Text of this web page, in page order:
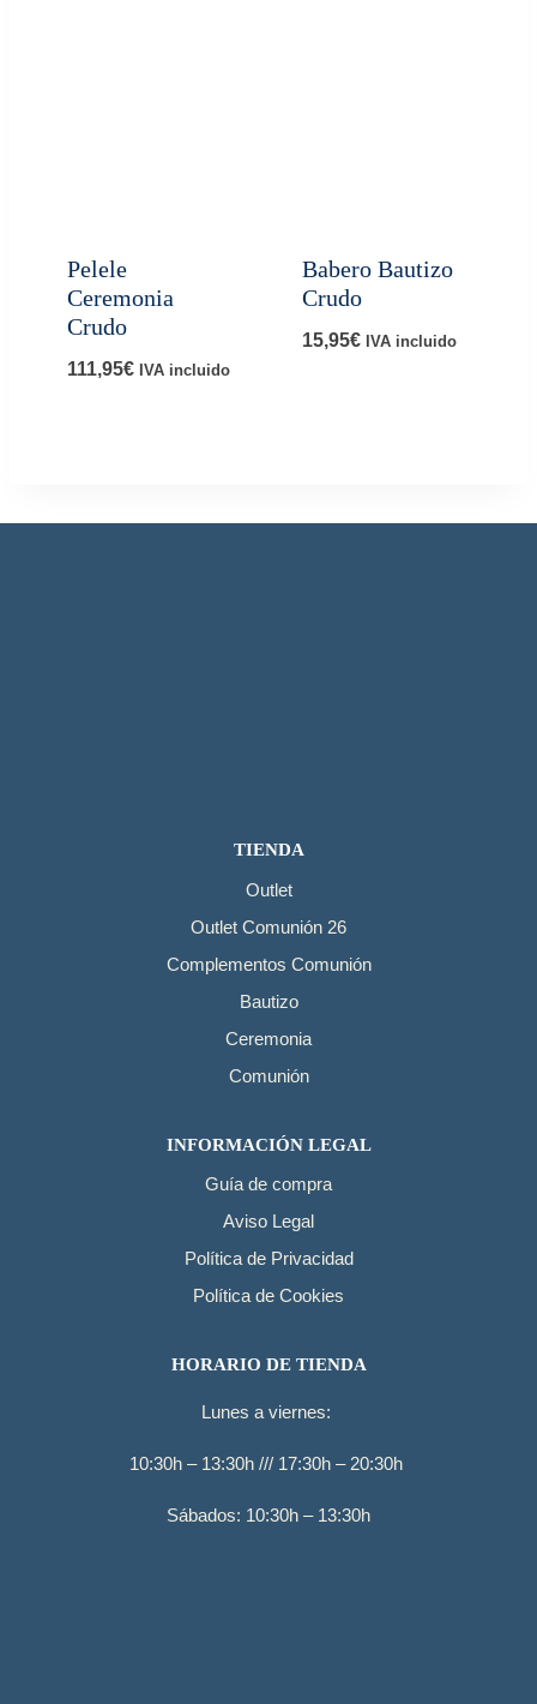
Pelele
Ceremonia
Crudo
111,95€ IVA incluido
Babero Bautizo
Crudo
15,95€ IVA incluido
TIENDA
Outlet
Outlet Comunión 26
Complementos Comunión
Bautizo
Ceremonia
Comunión
INFORMACIÓN LEGAL
Guía de compra
Aviso Legal
Política de Privacidad
Política de Cookies
HORARIO DE TIENDA
Lunes a viernes:
10:30h – 13:30h /// 17:30h – 20:30h
Sábados: 10:30h – 13:30h